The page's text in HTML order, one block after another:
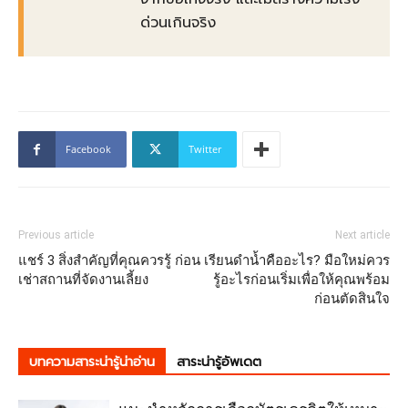
ด่วนเกินจริง
Facebook Twitter
Previous article
แชร์ 3 สิ่งสำคัญที่คุณควรรู้ ก่อน
เช่าสถานที่จัดงานเลี้ยง
Next article
เรียนดำน้ำคืออะไร? มือใหม่ควร
รู้อะไรก่อนเริ่มเพื่อให้คุณพร้อม
ก่อนตัดสินใจ
บทความสาระน่ารู้น่าอ่าน สาระน่ารู้อัพเดต